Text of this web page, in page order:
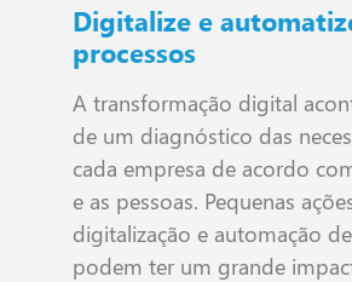
Digitalize e
processos
A transformação digital
de um diagnóstico das
cada empresa de acordo
e as pessoas. Pequenas
digitalização e automação
podem ter um grande